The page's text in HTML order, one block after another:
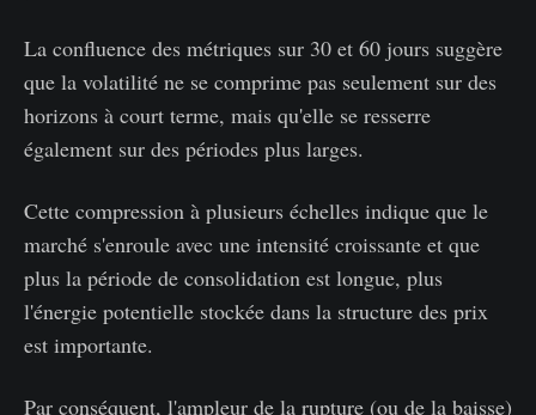
La confluence des métriques sur 30 et 60 jours suggère
que la volatilité ne se comprime pas seulement sur des
horizons à court terme, mais qu'elle se resserre
également sur des périodes plus larges.
Cette compression à plusieurs échelles indique que le
marché s'enroule avec une intensité croissante et que
plus la période de consolidation est longue, plus
l'énergie potentielle stockée dans la structure des prix
est importante.
Par conséquent, l'ampleur de la rupture (ou de la baisse)